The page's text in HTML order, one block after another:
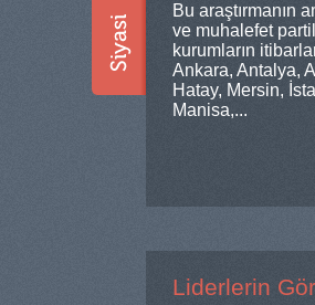
Bu araştırmanın
ve muhalefet
kurumların
Ankara, Antalya,
Hatay, Mersin,
Manisa,...
Liderlerin